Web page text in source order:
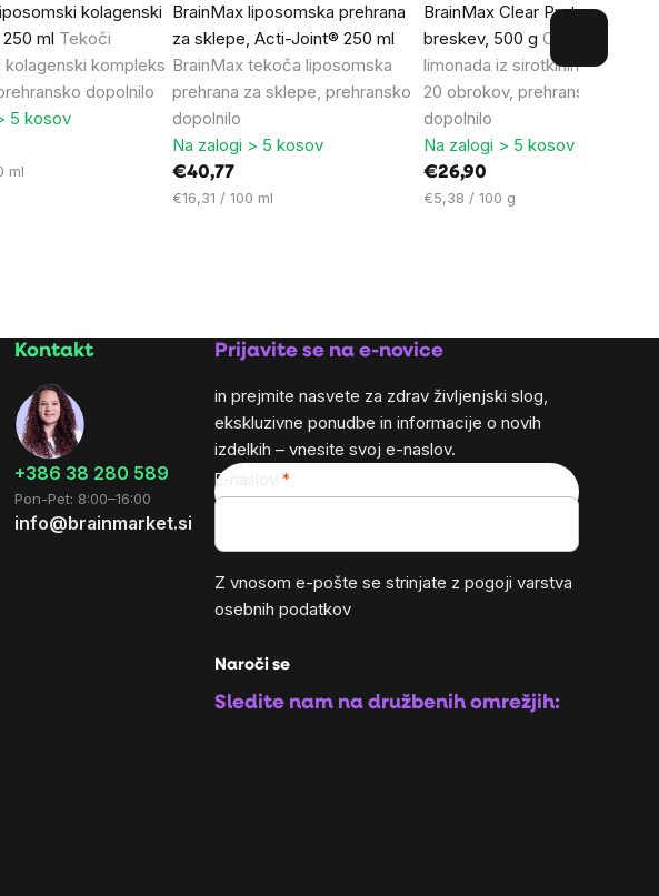
kolagenski
ml Tekoči
kolagenski kompleks
dopolnilo
5 kosov
ml
BrainMax liposomska prehrana
za sklepe, Acti-Joint® 250 ml
BrainMax tekoča liposomska
prehrana za sklepe, prehransko
dopolnilo
Na zalogi > 5 kosov
€40,77
Cena
€16,31 / 100 ml
BrainMax Clear Protein®,
breskev, 500 g Osvežilna
limonada iz sirotkinih
20 obrokov, prehransko
dopolnilo
Na zalogi > 5 kosov
€26,90
Cena
€5,38 / 100 g
Kontakt
+386 38 280 589
Pon-Pet: 8:00–16:00
info@brainmarket.si
Prijavite se na e-novice
in prejmite nasvete za zdrav življenjski slog,
ekskluzivne ponudbe in informacije o novih
izdelkih – vnesite svoj e-naslov.
E-naslov
Z vnosom e-pošte se strinjate z pogoji varstva
osebnih podatkov
Naroči se
Sledite nam na družbenih omrežjih: